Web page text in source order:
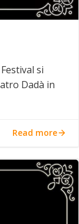
si
Dadà in
Read more